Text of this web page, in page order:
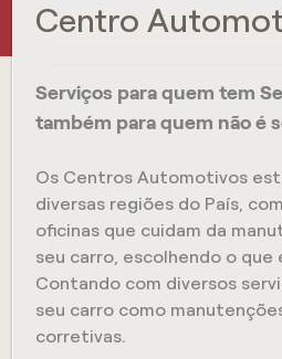
Centro
Serviços para quem tem
também para quem não é
Os Centros Automotivos
diversas regiões do País,
oficinas que cuidam da
seu carro, escolhendo o que
Contando com diversos
seu carro como
corretivas.